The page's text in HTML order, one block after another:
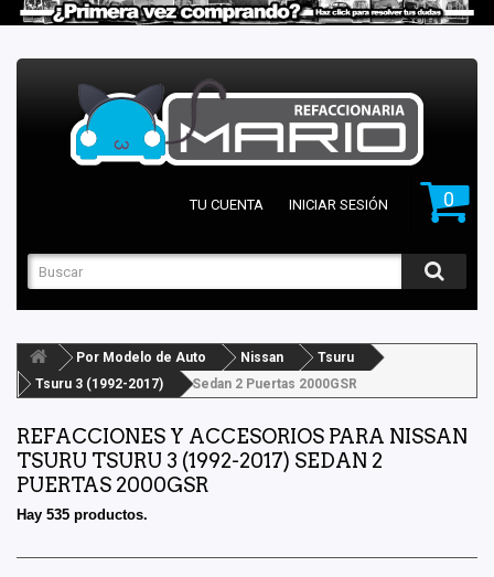
0
TU CUENTA INICIAR SESIÓN
Por Modelo de Auto Nissan
Tsuru
Tsuru 3 (1992-2017)
Sedan 2 Puertas 2000GSR
REFACCIONES Y ACCESORIOS PARA NISSAN
TSURU TSURU 3 (1992-2017) SEDAN 2
PUERTAS 2000GSR
Hay 535 productos.